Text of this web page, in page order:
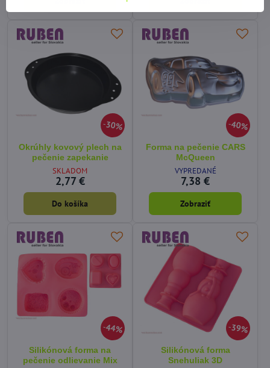
30%
Okrúhly kovový plech na
pečenie zapekanie
SKLADOM
2,77 €
Do košíka
40%
Forma na pečenie CARS
McQueen
VYPREDANÉ
7,38 €
Zobraziť
44%
Silikónová forma na
pečenie odlievanie Mix
39%
Silikónová forma
Snehuliak 3D